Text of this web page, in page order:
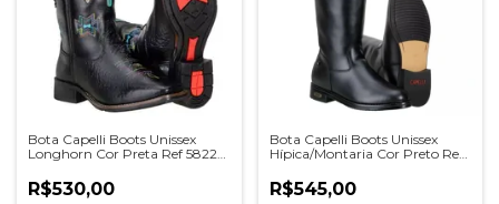
Bota Capelli Boots Unissex
Longhorn Cor Preta Ref 58220
R$530,00
Bota Capelli Boots Unissex
Hípica/Montaria Cor Preto Ref
R$545,00